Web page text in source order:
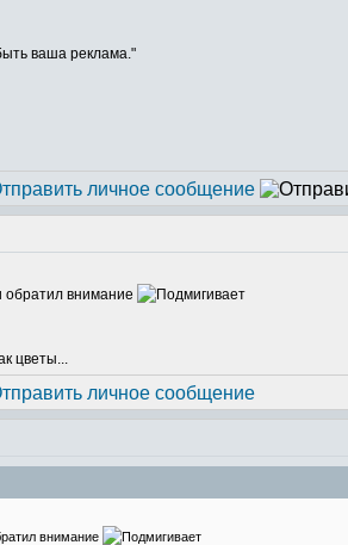
ваша реклама."
обратил внимание
цветы...
внимание